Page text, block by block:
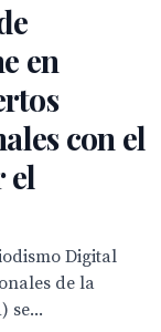
en
con el
el
Digital
de la
se...